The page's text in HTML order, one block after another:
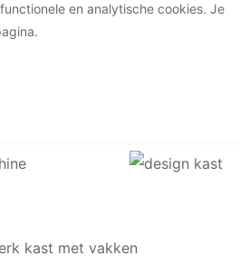
en analytische cookies. Je